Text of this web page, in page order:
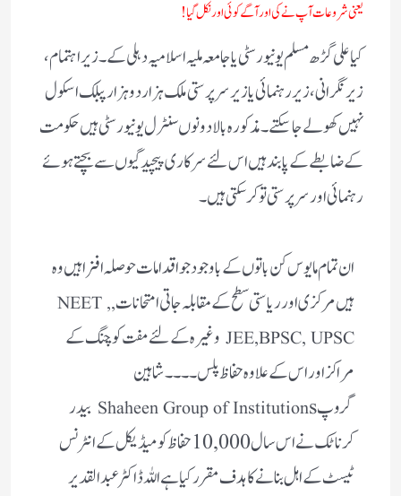
یعنی شروعات آپ نے کی اور آگے کوئی اور نکل گیا !
کیا علی گڑھ مسلم یونیورسٹی یا جامعہ ملیہ اسلامیہ دہلی کے۔ زیر اہتمام ،
زیر نگرانی، زیر رہنمائی یا زیر سرپرستی ملک ہزار دو ہزار پبلک اسکول
نہیں کھولے جا سکتے۔ مذکورہ بالا دونوں سنٹرل یونیورسٹی ہیں حکومت
کے ضابطے کے پابند ہیں اس لئے سرکاری پیچیدگیوں سے بچتے ہوئے
رہنمائی اور سرپرستی تو کر سکتی ہیں ۔
ان تمام مایوس کن باتوں کے باوجود جو اقدامات حوصلہ افزا ہیں وہ
ہیں مرکزی اور ریاستی سطح کے مقابلہ جاتی امتحانات ,NEET ,
JEE,BPSC, UPSC وغیرہ کے لئے مفت کوچنگ کے
مراکز اور اس کے علاوہ حفاظ پلس ۔۔۔۔ شاہین
گروپ Shaheen Group of Institution s بیدر
کرناٹک نے اس سال 10,000 حفاظ کو میڈیکل کے انٹرنس
ٹیسٹ کے اہل بنانے کا ہدف مقرر کیا ہے اللہ ڈاکٹر عبدالقدیر